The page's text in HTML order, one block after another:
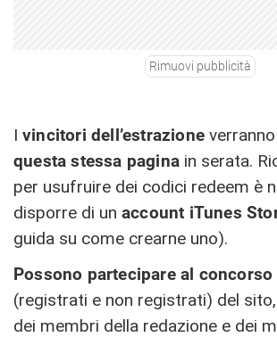
Rimuovi pubblicità
I vincitori dell’estrazione verranno
questa stessa pagina in serata.
per usufruire dei codici redeem è
disporre di un account iTunes
guida su come crearne uno).
Possono partecipare al
(registrati e non registrati) del
dei membri della redazione e dei